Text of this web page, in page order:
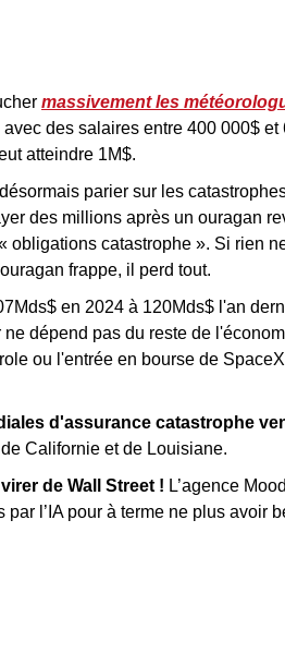
massivement les
des salaires entre 400 000$ et
atteindre 1M$.
parier sur les
des millions après un ouragan
catastrophe ». Si rien
frappe, il perd tout.
en 2024 à 120Mds$ l'an
dépend pas du reste de
ou l'entrée en bourse de
d'assurance catastrophe
Californie et de Louisiane.
de Wall Street ! L’agence
par l’IA pour à terme ne plus avoir